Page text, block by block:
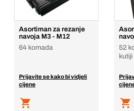
Asortiman za rezanje
navoja M3 - M12
64 komada
Prijavite se kako bi vidjeli
cijene
52
kutiji